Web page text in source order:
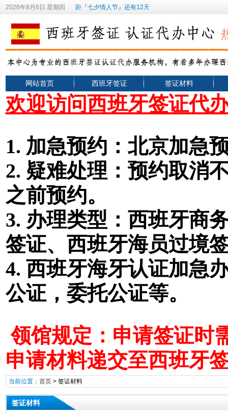
2026年8月6日 星期四 距『七夕情人节』还有12天
网站首页 西班牙签证 签证材料
欢迎访问西班牙签证代
1. 加急预约：北京加急
2. 疑难处理：预约取消
之前预约。
3. 办理类型 ： 西班牙商
签证、西班牙海员过境
4. 西班牙海牙认证加急
公证，委托公证等。
领馆规定：申请签证时
申请材料递交至西班牙
当前位置： 首页> 签证材料
签证材料